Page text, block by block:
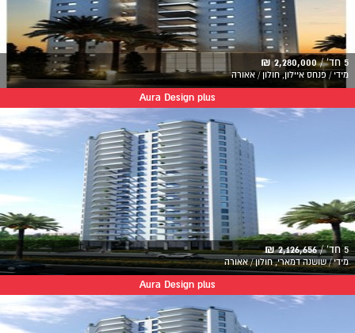
5 חד' / 2,280,000 ₪
מידי / פנחס איילון, חולון / אאורה
Aura Design plus
5 חד' / 2,126,656 ₪
מידי / שושנה דמארי, חולון / אאורה
Aura Design plus